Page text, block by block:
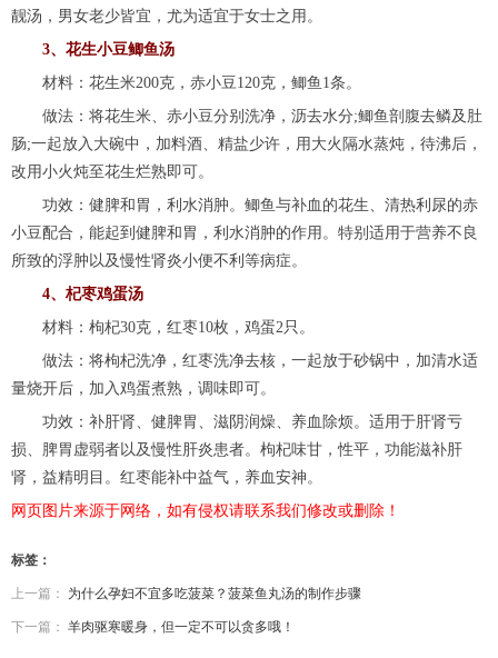
靓汤，男女老少皆宜，尤为适宜于女士之用。
3、花生小豆鲫鱼汤
材料：花生米200克，赤小豆120克，鲫鱼1条。
做法：将花生米、赤小豆分别洗净，沥去水分;鲫鱼剖腹去鳞及肚
肠;一起放入大碗中，加料酒、精盐少许，用大火隔水蒸炖，待沸后，
改用小火炖至花生烂熟即可。
功效：健脾和胃，利水消肿。鲫鱼与补血的花生、清热利尿的赤
小豆配合，能起到健脾和胃，利水消肿的作用。特别适用于营养不良
所致的浮肿以及慢性肾炎小便不利等病症。
4、杞枣鸡蛋汤
材料：枸杞30克，红枣10枚，鸡蛋2只。
做法：将枸杞洗净，红枣洗净去核，一起放于砂锅中，加清水适
量烧开后，加入鸡蛋煮熟，调味即可。
功效：补肝肾、健脾胃、滋阴润燥、养血除烦。适用于肝肾亏
损、脾胃虚弱者以及慢性肝炎患者。枸杞味甘，性平，功能滋补肝
肾，益精明目。红枣能补中益气，养血安神。
网页图片来源于网络，如有侵权请联系我们修改或删除！
标签：
上一篇： 为什么孕妇不宜多吃菠菜？菠菜鱼丸汤的制作步骤
下一篇： 羊肉驱寒暖身，但一定不可以贪多哦！